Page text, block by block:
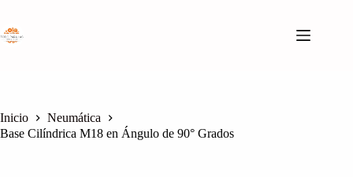
contenido
Inicio
Neumática
Base Cilíndrica M18 en Ángulo de 90° Grados